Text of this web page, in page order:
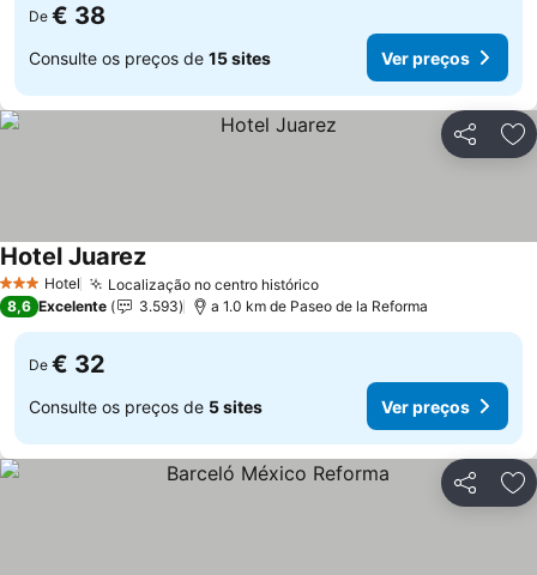
De € 38
Consulte os preços de 15 sites Ver preços
Partilhar
3 EstrelasHotel Localização no centro histórico
Hotel Juarez
8,6 Excelente 3.593 a 1.0 km de Paseo de la Reforma
De € 32
Consulte os preços de 5 sites Ver preços
Partilhar